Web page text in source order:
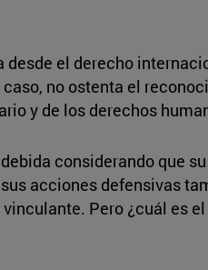
desde el derecho
no ostenta el
y de los derechos
considerando que
acciones defensivas
Pero ¿cuál es